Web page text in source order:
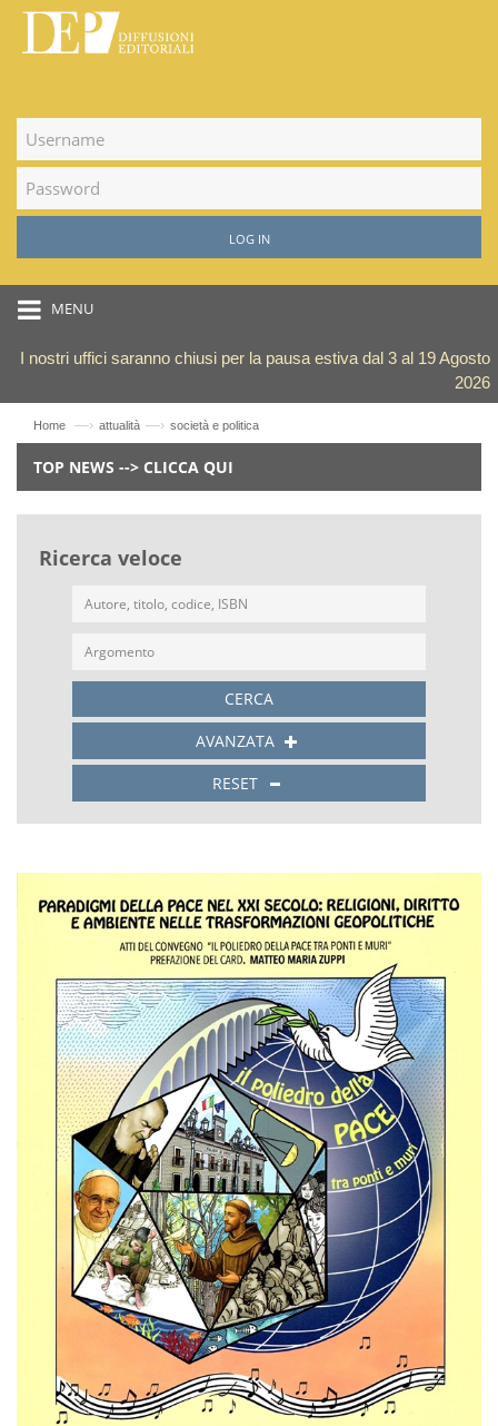
LOG IN
MENU
I nostri uffici saranno chiusi per la pausa estiva dal 3 al 19 Agosto
2026
Home —› attualità —› società e politica
TOP NEWS --> CLICCA QUI
Ricerca veloce
CERCA
AVANZATA
RESET